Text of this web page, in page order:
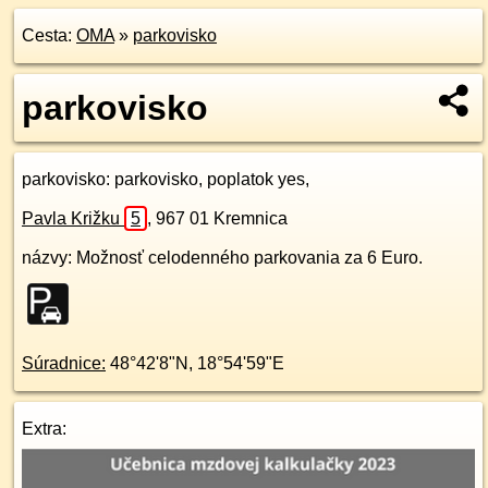
Cesta: OMA» parkovisko
parkovisko
parkovisko: parkovisko, poplatok yes,
Pavla Križku 5 , 967 01 Kremnica
názvy: Možnosť celodenného parkovania za 6 Euro.
Súradnice: 48°42'8"N , 18°54'59"E
Extra: